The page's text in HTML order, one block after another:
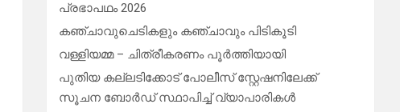
പ്രഭാപഥം 2026
കഞ്ചാവുചെടികളും കഞ്ചാവും പിടികൂടി
വള്ളിയമ്മ – ചിത്രീകരണം പൂർത്തിയായി
പുതിയ കല്ലടിക്കോട് പോലീസ് സ്റ്റേഷനിലേക്ക്
സൂചന ബോർഡ് സ്ഥാപിച്ച് വ്യാപാരികൾ